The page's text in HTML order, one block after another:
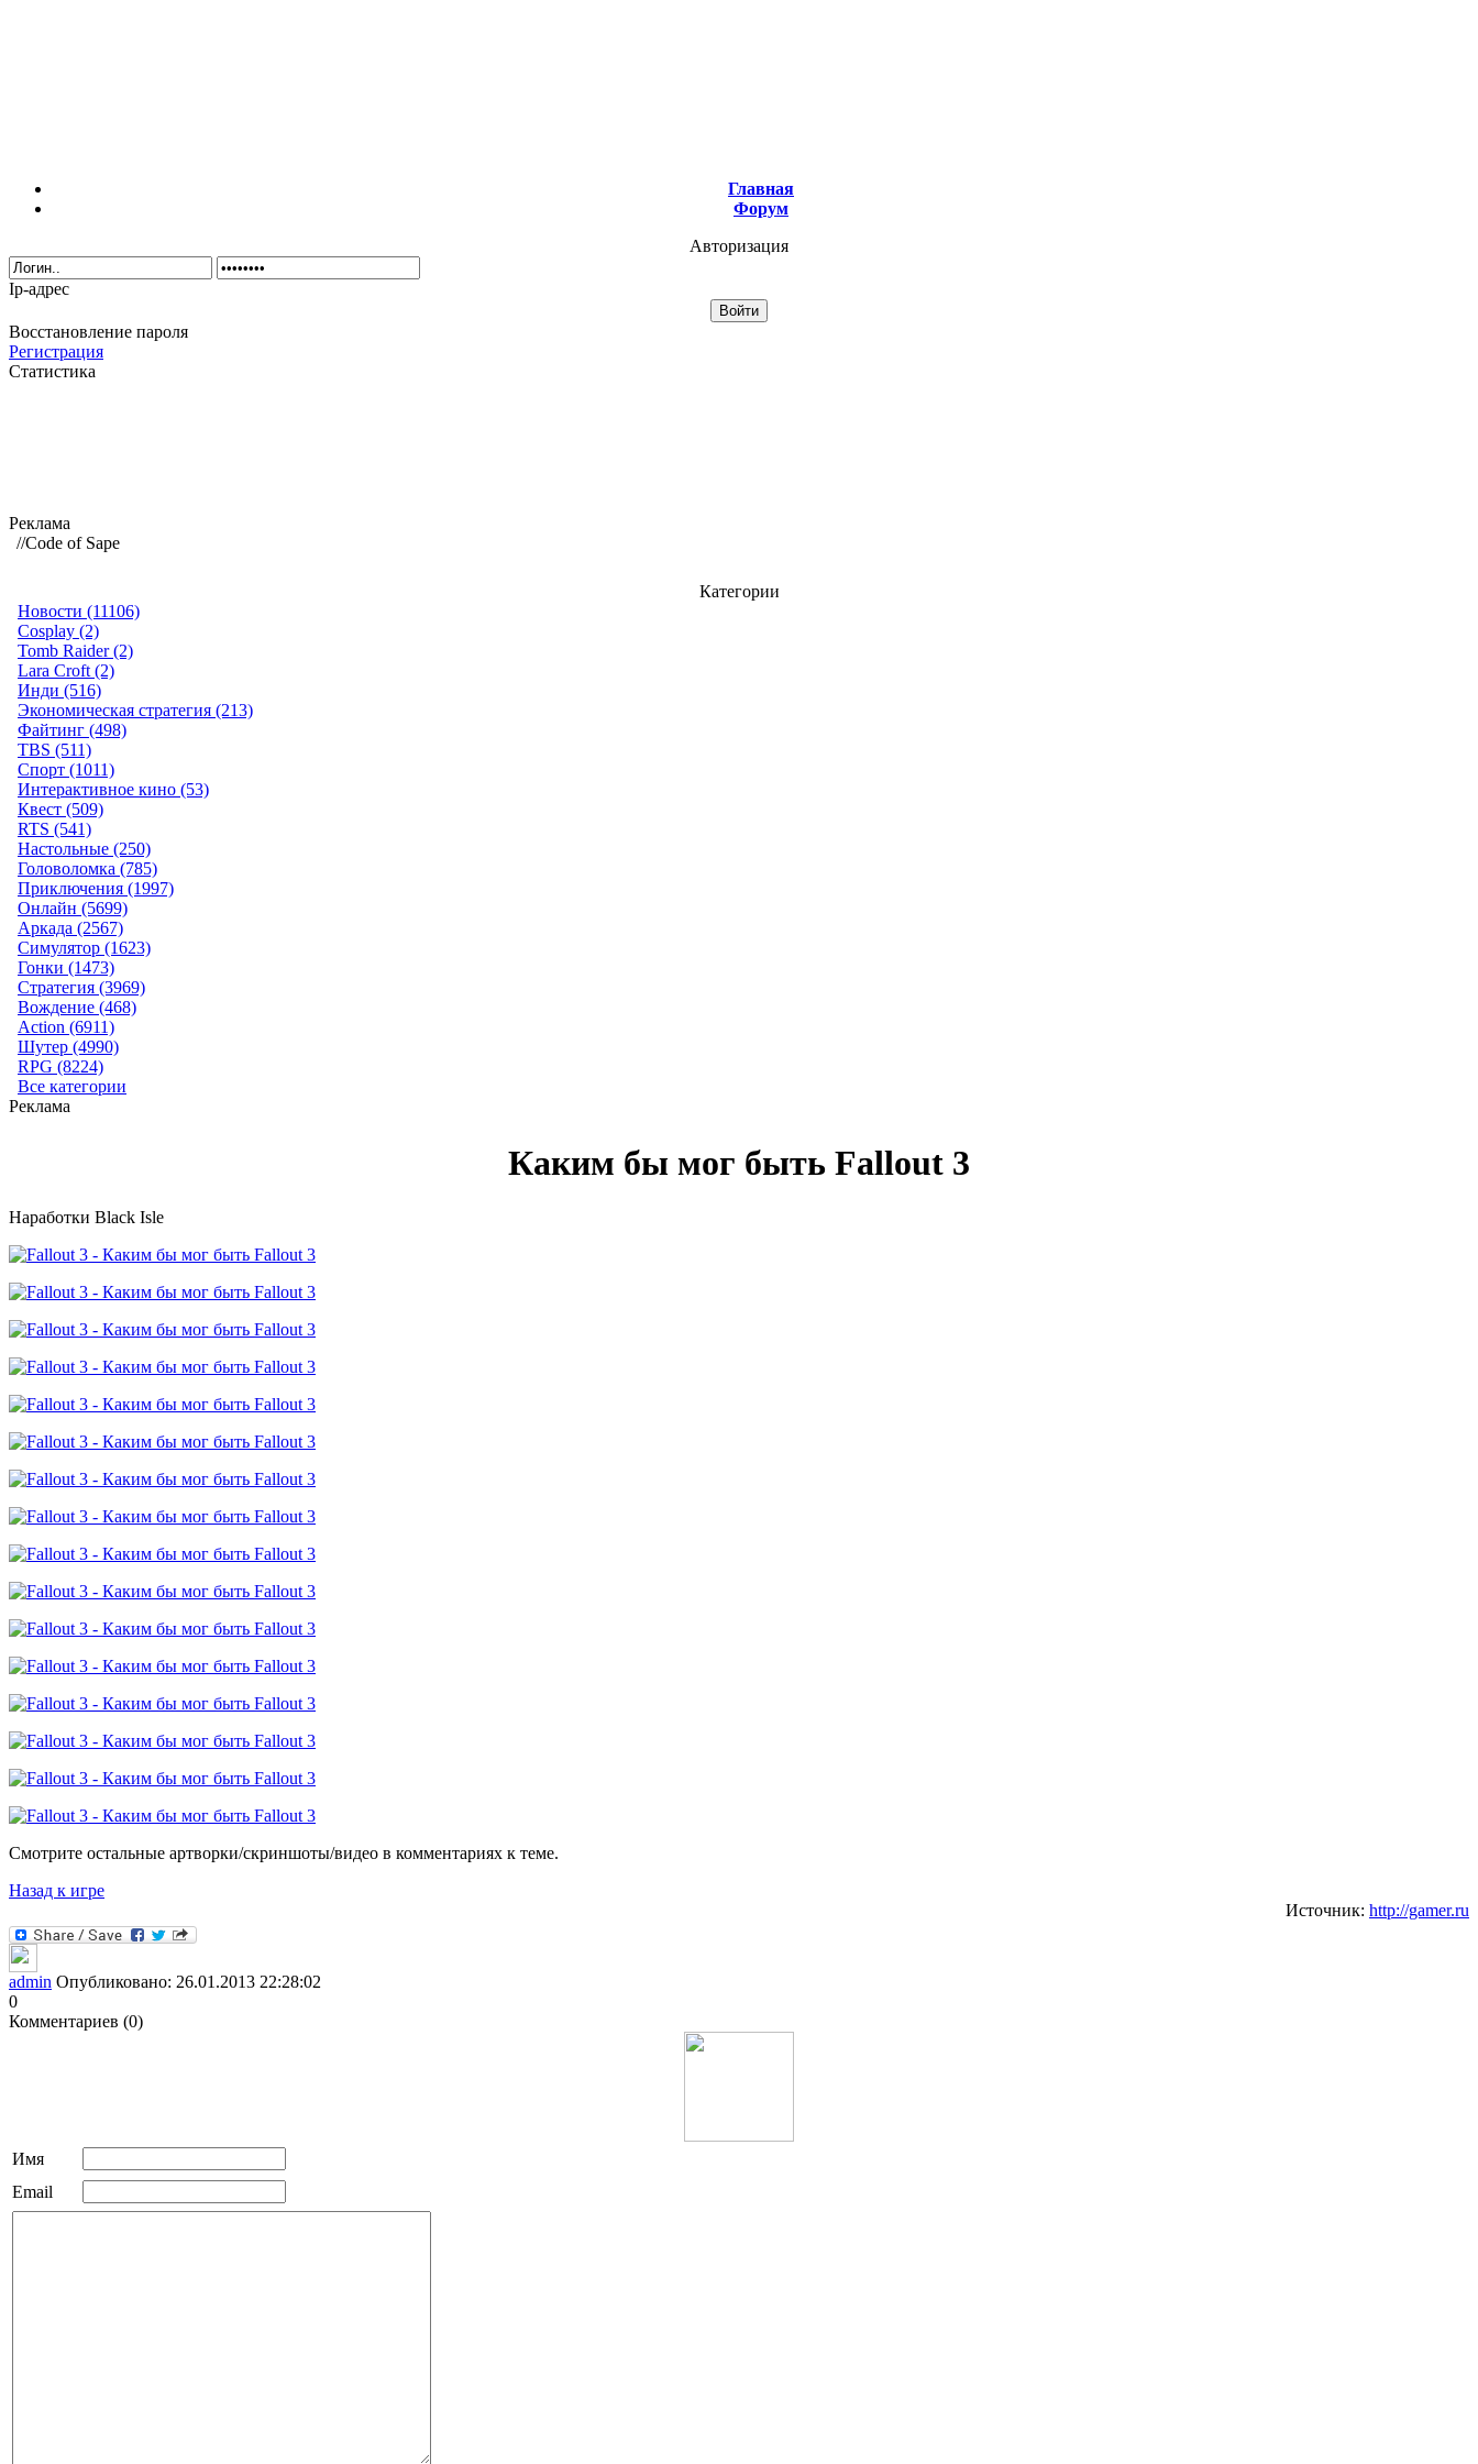
Главная
Форум
Авторизация
Ip-адрес
Восстановление пароля
Регистрация
Статистика
Реклама
//Code of Sape
Категории
Новости (11106)
Cosplay (2)
Tomb Raider (2)
Lara Croft (2)
Инди (516)
Экономическая стратегия (213)
Файтинг (498)
TBS (511)
Спорт (1011)
Интерактивное кино (53)
Квест (509)
RTS (541)
Настольные (250)
Головоломка (785)
Приключения (1997)
Онлайн (5699)
Аркада (2567)
Симулятор (1623)
Гонки (1473)
Стратегия (3969)
Вождение (468)
Action (6911)
Шутер (4990)
RPG (8224)
Все категории
Реклама
Каким бы мог быть Fallout 3
Наработки Black Isle
Смотрите остальные артворки/скриншоты/видео в комментариях к теме.
Назад к игре
Источник: http://gamer.ru
admin Опубликовано: 26.01.2013 22:28:02
0
Комментариев (0)
Имя
Email